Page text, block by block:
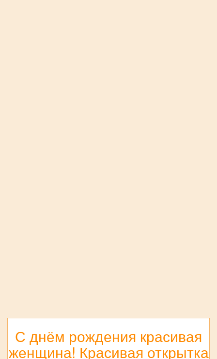
С днём рождения красивая
женщина! Красивая открытка